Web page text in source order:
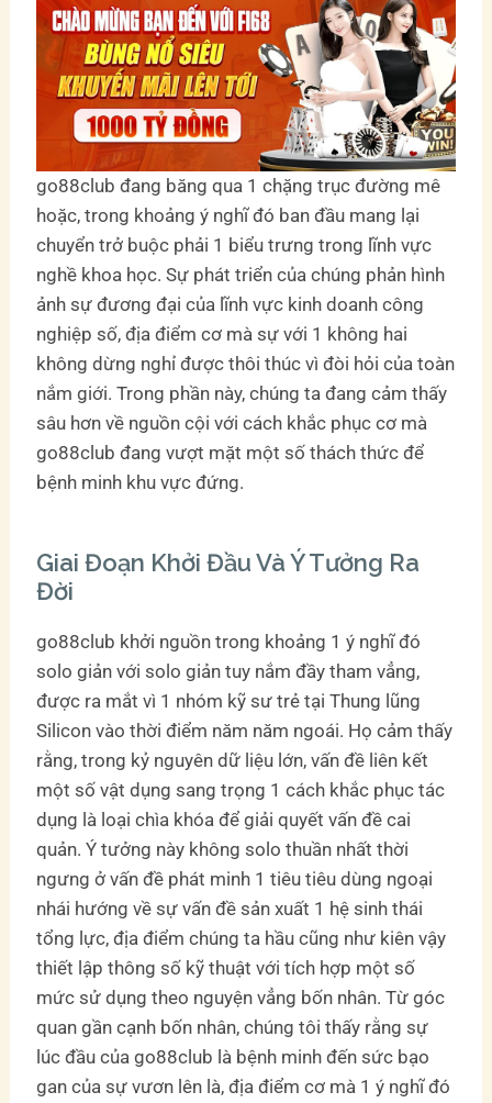
go88club đang băng qua 1 chặng trục đường mê
hoặc, trong khoảng ý nghĩ đó ban đầu mang lại
chuyển trở buộc phải 1 biểu trưng trong lĩnh vực
nghề khoa học. Sự phát triển của chúng phản hình
ảnh sự đương đại của lĩnh vực kinh doanh công
nghiệp số, địa điểm cơ mà sự với 1 không hai
không dừng nghỉ được thôi thúc vì đòi hỏi của toàn
nắm giới. Trong phần này, chúng ta đang cảm thấy
sâu hơn về nguồn cội với cách khắc phục cơ mà
go88club đang vượt mặt một số thách thức để
bệnh minh khu vực đứng.
Giai Đoạn Khởi Đầu Và Ý Tưởng Ra
Đời
go88club khởi nguồn trong khoảng 1 ý nghĩ đó
solo giản với solo giản tuy nắm đầy tham vẳng,
được ra mắt vì 1 nhóm kỹ sư trẻ tại Thung lũng
Silicon vào thời điểm năm năm ngoái. Họ cảm thấy
rằng, trong kỷ nguyên dữ liệu lớn, vấn đề liên kết
một số vật dụng sang trọng 1 cách khắc phục tác
dụng là loại chìa khóa để giải quyết vấn đề cai
quản. Ý tưởng này không solo thuần nhất thời
ngưng ở vấn đề phát minh 1 tiêu tiêu dùng ngoại
nhái hướng về sự vấn đề sản xuất 1 hệ sinh thái
tổng lực, địa điểm chúng ta hầu cũng như kiên vậy
thiết lập thông số kỹ thuật với tích hợp một số
mức sử dụng theo nguyện vẳng bốn nhân. Từ góc
quan gần cạnh bốn nhân, chúng tôi thấy rằng sự
lúc đầu của go88club là bệnh minh đến sức bạo
gan của sự vươn lên là, địa điểm cơ mà 1 ý nghĩ đó